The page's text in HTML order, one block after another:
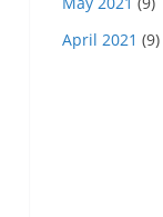
April 2021 (9)